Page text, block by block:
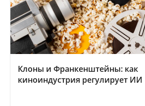
Клоны и Франкенштейны: как
киноиндустрия регулирует ИИ